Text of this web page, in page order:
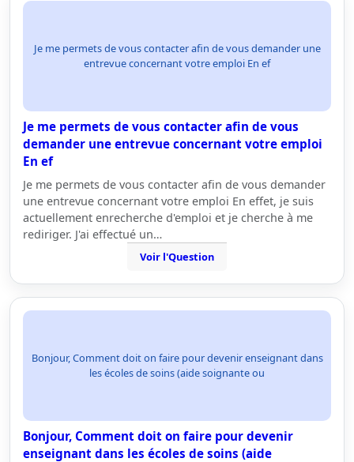
Je me permets de vous contacter afin de vous demander une
entrevue concernant votre emploi En ef
Je me permets de vous contacter afin de vous
demander une entrevue concernant votre emploi
En ef
Je me permets de vous contacter afin de vous demander
une entrevue concernant votre emploi En effet, je suis
actuellement enrecherche d'emploi et je cherche à me
rediriger. J'ai effectué un…
Voir l'Question
Bonjour, Comment doit on faire pour devenir enseignant dans
les écoles de soins (aide soignante ou
Bonjour, Comment doit on faire pour devenir
enseignant dans les écoles de soins (aide